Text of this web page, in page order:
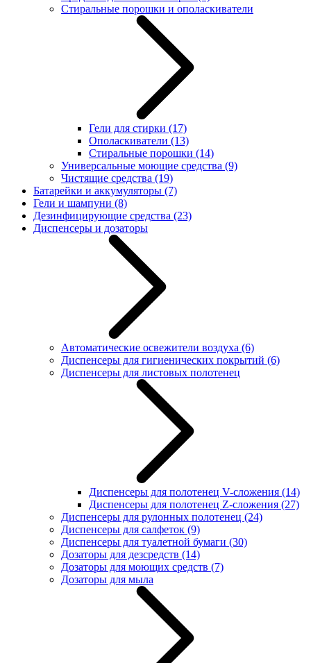
Стиральные порошки и ополаскиватели
Гели для стирки (17)
Ополаскиватели (13)
Стиральные порошки (14)
Универсальные моющие средства (9)
Чистящие средства (19)
Батарейки и аккумуляторы (7)
Гели и шампуни (8)
Дезинфицирующие средства (23)
Диспенсеры и дозаторы
Автоматические освежители воздуха (6)
Диспенсеры для гигиенических покрытий (6)
Диспенсеры для листовых полотенец
Диспенсеры для полотенец V-сложения (14)
Диспенсеры для полотенец Z-сложения (27)
Диспенсеры для рулонных полотенец (24)
Диспенсеры для салфеток (9)
Диспенсеры для туалетной бумаги (30)
Дозаторы для дезсредств (14)
Дозаторы для моющих средств (7)
Дозаторы для мыла